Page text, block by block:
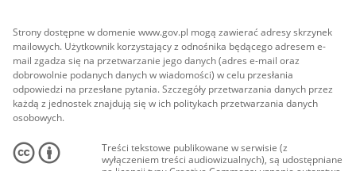
Strony dostępne w domenie www.gov.pl mogą zawierać adresy skrzynek
mailowych. Użytkownik korzystający z odnośnika będącego adresem e-
mail zgadza się na przetwarzanie jego danych (adres e-mail oraz
dobrowolnie podanych danych w wiadomości) w celu przesłania
odpowiedzi na przesłane pytania. Szczegóły przetwarzania danych przez
każdą z jednostek znajdują się w ich politykach przetwarzania danych
osobowych.
Treści tekstowe publikowane w serwisie (z
wyłączeniem treści audiowizualnych), są udostępniane